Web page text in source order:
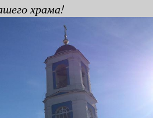
храма!